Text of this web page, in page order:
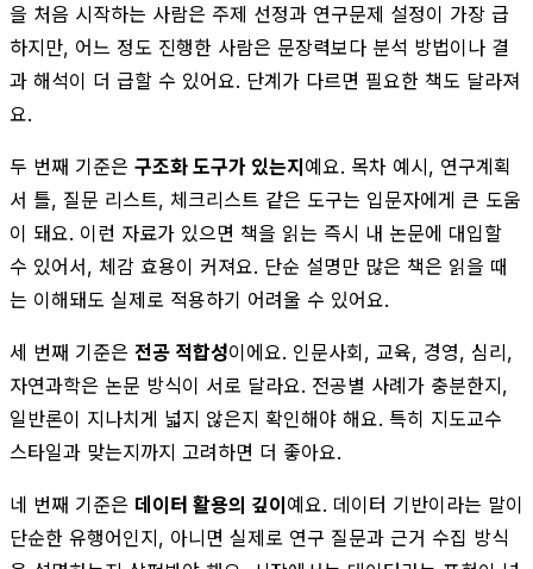
을 처음 시작하는 사람은 주제 선정과 연구문제 설정이 가장 급
하지만, 어느 정도 진행한 사람은 문장력보다 분석 방법이나 결
과 해석이 더 급할 수 있어요. 단계가 다르면 필요한 책도 달라져
요.
두 번째 기준은 구조화 도구가 있는지예요. 목차 예시, 연구계획
서 틀, 질문 리스트, 체크리스트 같은 도구는 입문자에게 큰 도움
이 돼요. 이런 자료가 있으면 책을 읽는 즉시 내 논문에 대입할
수 있어서, 체감 효용이 커져요. 단순 설명만 많은 책은 읽을 때
는 이해돼도 실제로 적용하기 어려울 수 있어요.
세 번째 기준은 전공 적합성이에요. 인문사회, 교육, 경영, 심리,
자연과학은 논문 방식이 서로 달라요. 전공별 사례가 충분한지,
일반론이 지나치게 넓지 않은지 확인해야 해요. 특히 지도교수
스타일과 맞는지까지 고려하면 더 좋아요.
네 번째 기준은 데이터 활용의 깊이예요. 데이터 기반이라는 말이
단순한 유행어인지, 아니면 실제로 연구 질문과 근거 수집 방식